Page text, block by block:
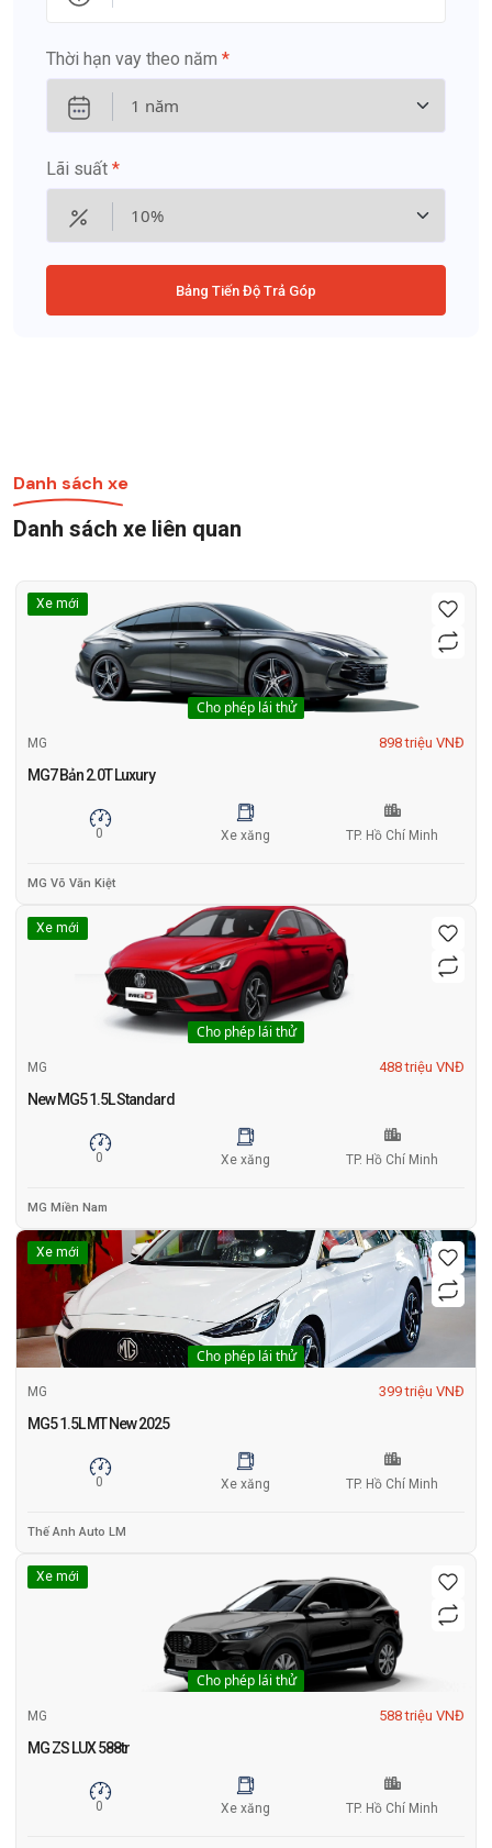
Thời hạn vay theo năm *
Lãi suất *
Bảng Tiến Độ Trả Góp
Danh sách xe
Danh sách xe liên quan
Xe mới
Cho phép lái thử
MG 898 triệu VNĐ
MG7 Bản 2.0T Luxury
0 Xe xăng TP. Hồ Chí Minh
MG Võ Văn Kiệt
Xe mới
Cho phép lái thử
MG 488 triệu VNĐ
New MG5 1.5L Standard
0 Xe xăng TP. Hồ Chí Minh
MG Miền Nam
Xe mới
Cho phép lái thử
MG 399 triệu VNĐ
MG5 1.5L MT New 2025
0 Xe xăng TP. Hồ Chí Minh
Thế Anh Auto LM
Xe mới
Cho phép lái thử
MG 588 triệu VNĐ
MG ZS LUX 588tr
0 Xe xăng TP. Hồ Chí Minh